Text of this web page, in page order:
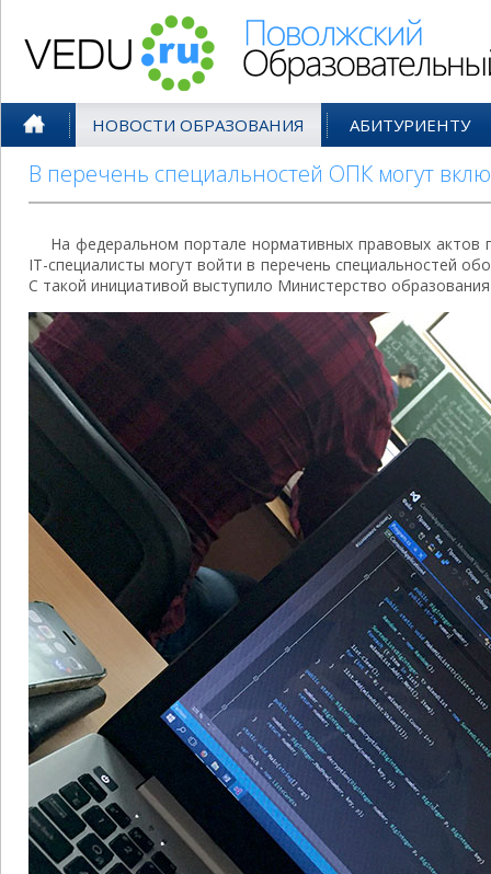
НОВОСТИ ОБРАЗОВАНИЯ АБИТУРИЕНТУ
В перечень специальностей ОПК могут
На федеральном портале нормативных правовых
IT-специалисты могут войти в перечень специальностей
С такой инициативой выступило Министерство